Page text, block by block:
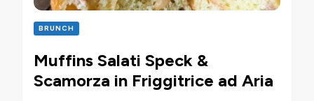
BRUNCH
Muffins Salati Speck &
Scamorza in Friggitrice ad Aria